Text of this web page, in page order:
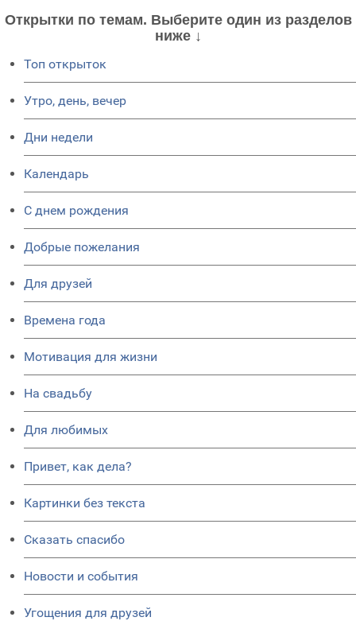
Открытки по темам. Выберите один из разделов
ниже ↓
Топ открыток
Утро, день, вечер
Дни недели
Календарь
C днем рождения
Добрые пожелания
Для друзей
Времена года
Мотивация для жизни
На свадьбу
Для любимых
Привет, как дела?
Картинки без текста
Сказать спасибо
Новости и события
Угощения для друзей